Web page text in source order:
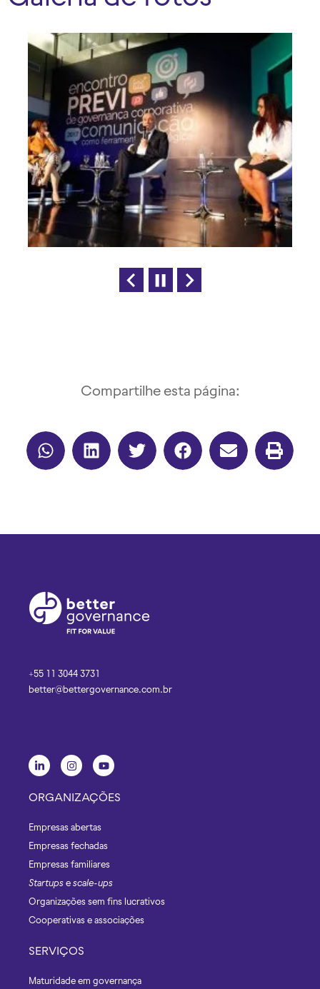
Compartilhe esta página:
+55 11 3044 3731
better@bettergovernance.com.br
ORGANIZAÇÕES
Empresas abertas
Empresas fechadas
Empresas familiares
Startups e scale-ups
Organizações sem fins lucrativos
Cooperativas e associações
SERVIÇOS
Maturidade em governança